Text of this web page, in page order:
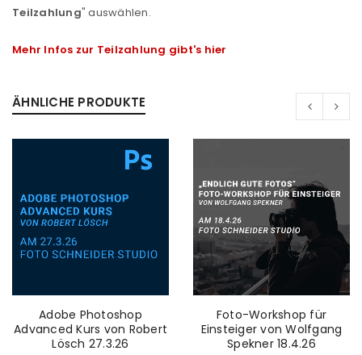
ANMELDEN
Benutzername oder E-Mail-Adresse*
Passwort
Anmeldeformular geschützt durchWP Captcha
Teilzahlung" auswählen.
Mehr Infos zur Teilzahlung gibt's hier
ÄHNLICHE PRODUKTE
Adobe Photoshop
Advanced Kurs von Robert
Lösch 27.3.26
Foto-Workshop für
Einsteiger von Wolfgang
Spekner 18.4.26